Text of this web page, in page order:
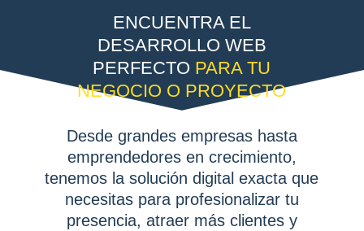
ENCUENTRA EL
DESARROLLO WEB
PERFECTO PARA TU
NEGOCIO O PROYECTO
Desde grandes empresas hasta
emprendedores en crecimiento,
tenemos la solución digital exacta que
necesitas para profesionalizar tu
presencia, atraer más clientes y